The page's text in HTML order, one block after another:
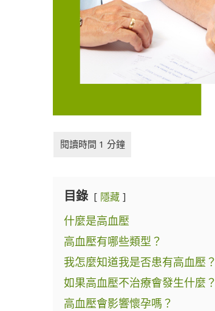
目錄 隱藏
什麼是高血壓
高血壓有哪些類型？
我怎麼知道我是否患有高血壓？
如果高血壓不治療會發生什麼？
高血壓會影響懷孕嗎？